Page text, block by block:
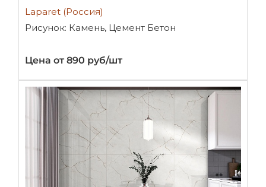
Laparet (Россия)
Рисунок: Камень, Цемент Бетон
Цена от 890 руб/шт